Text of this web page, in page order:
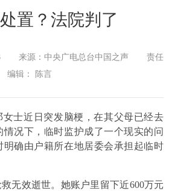
置？法院判了
来源：中央广电总台中国之声
责任
编辑： 陈言
女士近日突发脑梗，在其父母已经去
况下，临时监护成了一个现实的问
明确由户籍所在地居委会承担起临时
无效逝世。她账户里留下近600万元